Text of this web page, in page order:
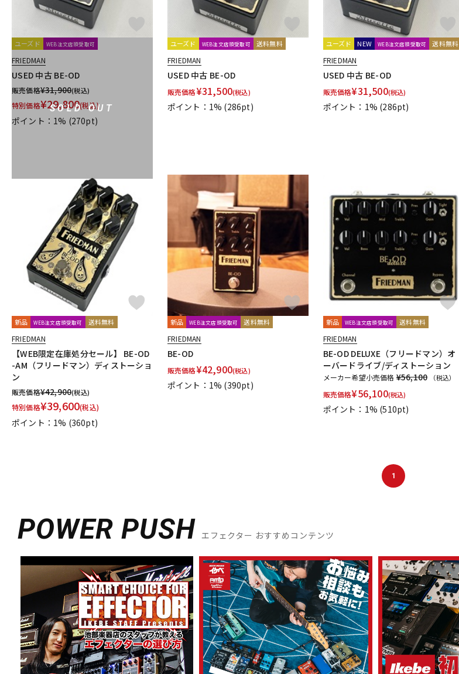
中古 ヴィンテージ
SOLD OUT
ユーズド WEB注文店頭受取可
FRIEDMAN
USED 中古 BE-OD
販売価格¥31,900(税込)
特別価格¥29,800(税込)
ポイント：1% (270pt)
ユーズド WEB注文店頭受取可 送料無料
FRIEDMAN
USED 中古 BE-OD
販売価格¥31,500(税込)
ポイント：1% (286pt)
ユーズド NEW WEB注文店頭受取可 送料無料
FRIEDMAN
USED 中古 BE-OD
販売価格¥31,500(税込)
ポイント：1% (286pt)
新品 WEB注文店頭受取可 送料無料
FRIEDMAN
【WEB限定在庫処分セール】 BE-OD
-AM（フリードマン）ディストーショ
ン
販売価格¥42,900(税込)
特別価格¥39,600(税込)
ポイント：1% (360pt)
新品 WEB注文店頭受取可 送料無料
FRIEDMAN
BE-OD
販売価格¥42,900(税込)
ポイント：1% (390pt)
新品 WEB注文店頭受取可 送料無料
FRIEDMAN
BE-OD DELUXE（フリードマン）オ
ーバードライブ/ディストーション
メーカー希望小売価格 ¥56,100 （税込）
販売価格¥56,100(税込)
ポイント：1% (510pt)
1
POWER PUSH エフェクター おすすめコンテンツ